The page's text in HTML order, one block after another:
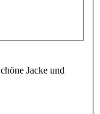
Jacke und